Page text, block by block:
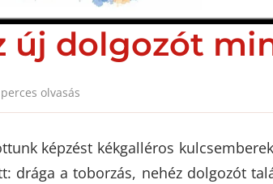
új dolgozót
olvasás
képzést kékgalléros
drága a toborzás, nehéz dolgozót